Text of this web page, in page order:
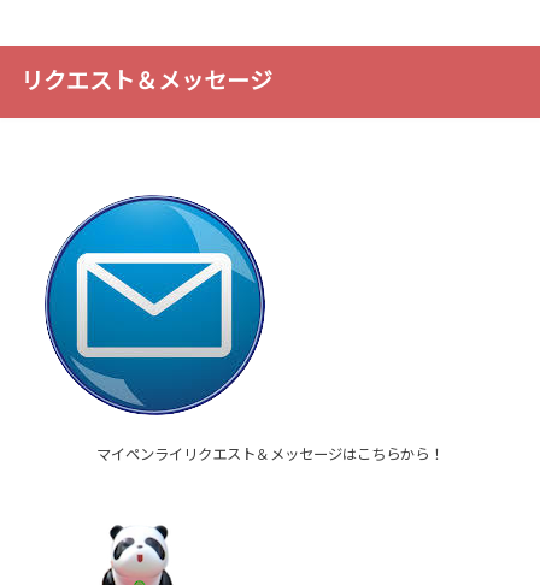
リクエスト＆メッセージ
マイペンライリクエスト＆メッセージはこちらから！